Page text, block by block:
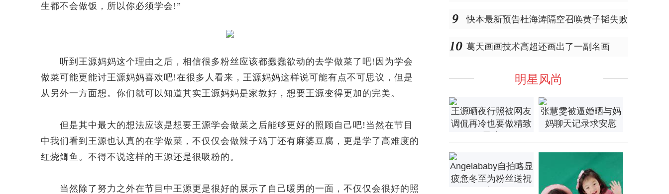
生都不会做饭，所以你必须学会!”
听到王源妈妈这个理由之后，相信很多粉丝应该都蠢蠢欲动的去学做菜了吧!因为学会
做菜可能更能讨王源妈妈喜欢吧!在很多人看来，王源妈妈这样说可能有点不可思议，但是
从另外一方面想。你们就可以知道其实王源妈妈是家教好，想要王源变得更加的完美。
但是其中最大的想法应该是想要王源学会做菜之后能够更好的照顾自己吧!当然在节目
中我们看到王源也认真的在学做菜，不仅仅会做辣子鸡丁还有麻婆豆腐，更是学了高难度的
红烧鲫鱼。不得不说这样的王源还是很吸粉的。
当然除了努力之外在节目中王源更是很好的展示了自己暖男的一面，不仅仅会很好的照
快本最新预告杜海涛隔空召唤黄子韬失败
葛天画画技术高超还画出了一副名画
明星风尚
王源晒夜行照被网友
调侃再冷也要做精致
张慧雯被逼婚晒与妈
妈聊天记录求安慰
Angelababy自拍略显
疲惫冬至为粉丝送祝